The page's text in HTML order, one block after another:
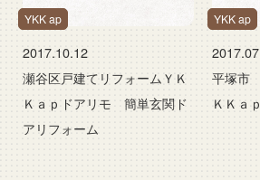
YKK ap
2017.10.12
瀬谷区戸建てリフォームＹＫ
Ｋａｐドアリモ 簡単玄関ド
アリフォーム
YKK ap
平塚市
ＫＫａ